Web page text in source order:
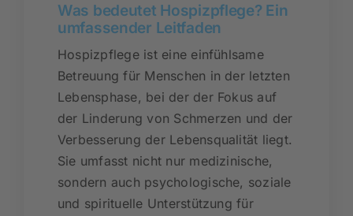
Was bedeutet Hospizpflege? Ein
umfassender Leitfaden
Hospizpflege ist eine einfühlsame
Betreuung für Menschen in der letzten
Lebensphase, bei der der Fokus auf
der Linderung von Schmerzen und der
Verbesserung der Lebensqualität liegt.
Sie umfasst nicht nur medizinische,
sondern auch psychologische, soziale
und spirituelle Unterstützung für